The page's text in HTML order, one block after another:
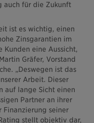
auch für die Zukunft
ist es wichtig, einen
Zinsgarantien im
Kunden eine Aussicht,
Gräfer, Vorstand
„Deswegen ist das
Arbeit. Dieser
auf lange Sicht einen
Partner an ihrer
Finanzierung seiner
stellt objektiv dar,